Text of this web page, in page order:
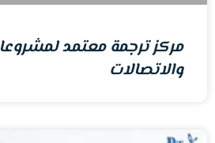
مركز ترجمة معتمد
والاتصالات